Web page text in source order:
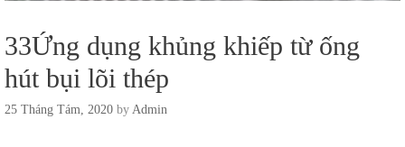
33Ứng dụng khủng khiếp từ ống
hút bụi lõi thép
25 Tháng Tám, 2020 by Admin